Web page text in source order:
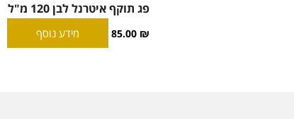
פג תוקף איטרנל לבן 120 מ"ל
85.00 ₪ מידע נוסף